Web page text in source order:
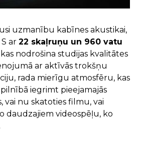
uzmanību kabīnes akustikai,
ar 22 skaļruņu un 960 vatu
kas nodrošina studijas kvalitātes
ar aktīvās trokšņu
rada mierīgu atmosfēru, kas
pilnībā iegrimt pieejamajās
vai nu skatoties filmu, vai
daudzajiem videospēļu, ko